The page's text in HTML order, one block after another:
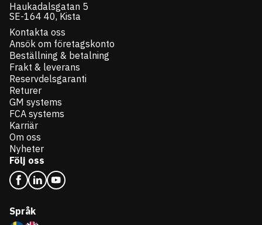
Haukadalsgatan 5
SE-164 40, Kista
Kontakta oss
Ansök om företagskonto
Beställning & betalning
Frakt & leverans
Reservdelsgaranti
Returer
GM systems
FCA systems
Karriär
Om oss
Nyheter
Följ oss
Språk